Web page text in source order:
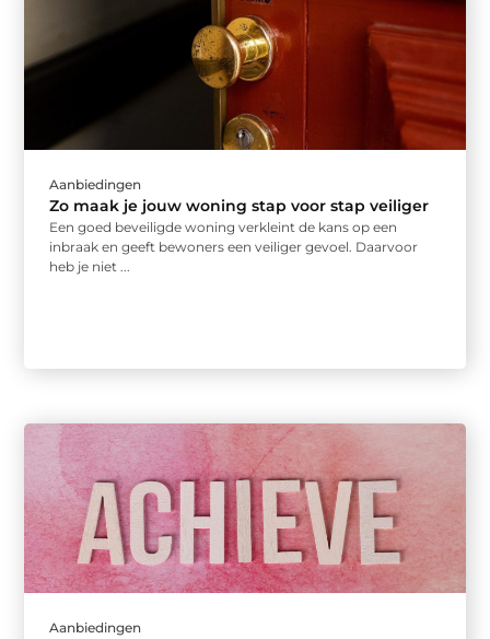
Aanbiedingen
Zo maak je jouw woning stap voor stap veiliger
Een goed beveiligde woning verkleint de kans op een
inbraak en geeft bewoners een veiliger gevoel. Daarvoor
heb je niet ...
Aanbiedingen